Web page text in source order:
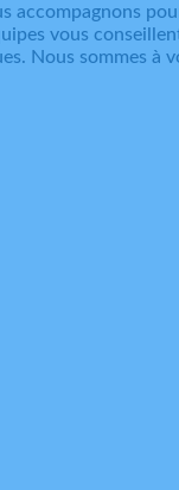
accompagnons
vous
Nous sommes